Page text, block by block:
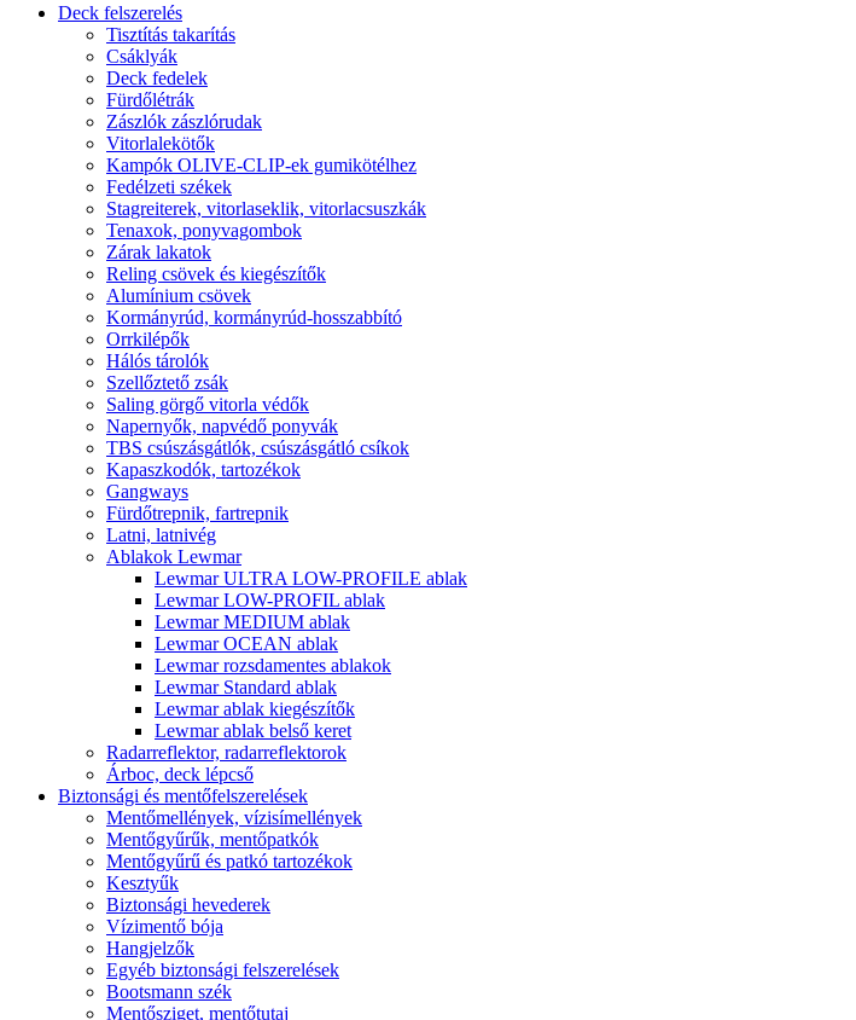
Deck felszerelés
Tisztítás takarítás
Csáklyák
Deck fedelek
Fürdőlétrák
Zászlók zászlórudak
Vitorlalekötők
Kampók OLIVE-CLIP-ek gumikötélhez
Fedélzeti székek
Stagreiterek, vitorlaseklik, vitorlacsuszkák
Tenaxok, ponyvagombok
Zárak lakatok
Reling csövek és kiegészítők
Alumínium csövek
Kormányrúd, kormányrúd-hosszabbító
Orrkilépők
Hálós tárolók
Szellőztető zsák
Saling görgő vitorla védők
Napernyők, napvédő ponyvák
TBS csúszásgátlók, csúszásgátló csíkok
Kapaszkodók, tartozékok
Gangways
Fürdőtrepnik, fartrepnik
Latni, latnivég
Ablakok Lewmar
Lewmar ULTRA LOW-PROFILE ablak
Lewmar LOW-PROFIL ablak
Lewmar MEDIUM ablak
Lewmar OCEAN ablak
Lewmar rozsdamentes ablakok
Lewmar Standard ablak
Lewmar ablak kiegészítők
Lewmar ablak belső keret
Radarreflektor, radarreflektorok
Árboc, deck lépcső
Biztonsági és mentőfelszerelések
Mentőmellények, vízisímellények
Mentőgyűrűk, mentőpatkók
Mentőgyűrű és patkó tartozékok
Kesztyűk
Biztonsági hevederek
Vízimentő bója
Hangjelzők
Egyéb biztonsági felszerelések
Bootsmann szék
Mentősziget, mentőtutaj